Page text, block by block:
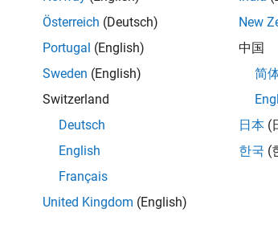
Read current height of drone
Read Euler angles of
for Parrot® drone to acquire and plot real-time
Österreich (Deutsch)
Portugal (English)
Sweden (English)
Switzerland
Deutsch
English
Français
United Kingdom (English)
New
中国
简
日本 (
한국 (